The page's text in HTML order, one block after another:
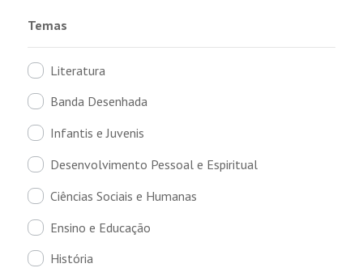
Temas
Literatura
Banda Desenhada
Infantis e Juvenis
Desenvolvimento Pessoal e Espiritual
Ciências Sociais e Humanas
Ensino e Educação
História